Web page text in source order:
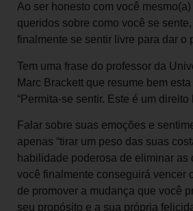
Ao ser honesto com você
queridos sobre como você se
finalmente se sentir livre para dar o
Tem uma frase do professor da
Marc Brackett que resume bem
“Permita-se sentir. Este é um direito
Falar sobre suas emoções e
apenas “tirar um peso das suas
habilidade poderosa de eliminar as
você finalmente conseguirá vencer
de promover a mudança que você
seu propósito e a sua própria